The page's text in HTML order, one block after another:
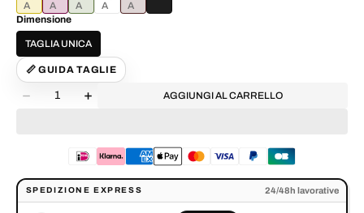
SENAPEVINO OLIVABIANCOMORO
Dimensione
TAGLIA UNICA
📏 GUIDA TAGLIE
Diminuisci
BALLOON
SKIRT
Quantità
Aumenta
per
BALLOON
SKIRT
AGGIUNGI AL CARRELLO
Prossima partenza tra 23:39:25. Ricevilo entro Giovedì 13 agosto.
SPEDIZIONE EXPRESS 24/48h lavorative